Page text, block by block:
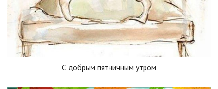
С добрым пятничным утром